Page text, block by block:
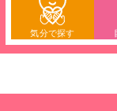
気分で探す